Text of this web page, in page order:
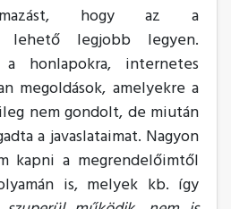
hogy az a
lehető legjobb legyen.
honlapokra, internetes
megoldások, amelyekre a
nem gondolt, de miután
a javaslataimat. Nagyon
kapni a megrendelőimtől
is, melyek kb. így